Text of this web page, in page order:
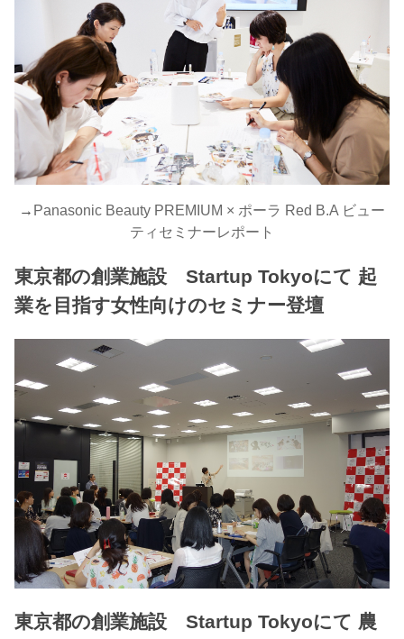
→ Panasonic Beauty PREMIUM × ポーラ Red B.A ビュー
ティセミナーレポート
東京都の創業施設 Startup Tokyoにて 起
業を目指す女性向けのセミナー登壇
東京都の創業施設 Startup Tokyoにて 農